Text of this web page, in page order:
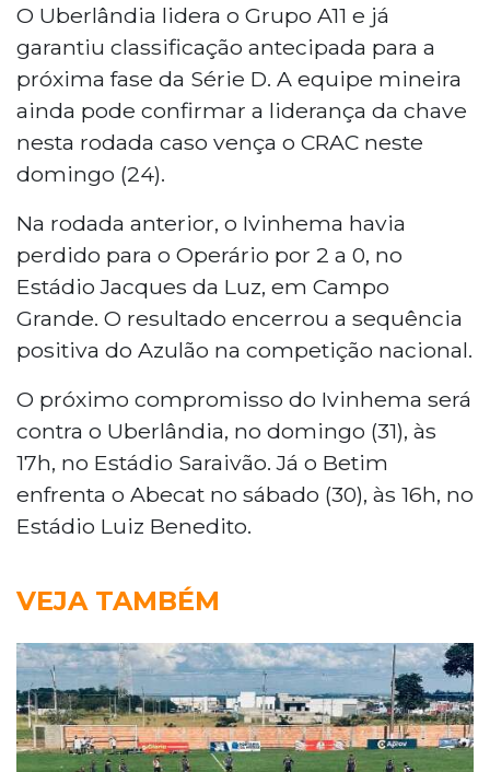
O Uberlândia lidera o Grupo A11 e já
garantiu classificação antecipada para a
próxima fase da Série D. A equipe mineira
ainda pode confirmar a liderança da chave
nesta rodada caso vença o CRAC neste
domingo (24).
Na rodada anterior, o Ivinhema havia
perdido para o Operário por 2 a 0, no
Estádio Jacques da Luz, em Campo
Grande. O resultado encerrou a sequência
positiva do Azulão na competição nacional.
O próximo compromisso do Ivinhema será
contra o Uberlândia, no domingo (31), às
17h, no Estádio Saraivão. Já o Betim
enfrenta o Abecat no sábado (30), às 16h, no
Estádio Luiz Benedito.
VEJA TAMBÉM